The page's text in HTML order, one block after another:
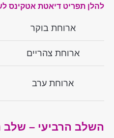
להלן תפריט דיאטת אטקינס
ארוחת בוקר
ארוחת צהריים
ארוחת ערב
השלב הרביעי –